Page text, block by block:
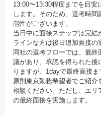
13:00〜13:30程度までを目
します。そのため、選考時
能性がございます。
当日中に面接ステップは完
ラインな方は後日追加面接の
同社の選考フローでは、最
議があり、承認を得られた後
りますが、1dayで最終面接ま
原則東京勤務希望者でご紹
相談ください。ただし、エ
の最終面接を実施します。